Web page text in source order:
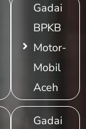
Gadai
BPKB
Motor-
Mobil
Aceh
Gadai